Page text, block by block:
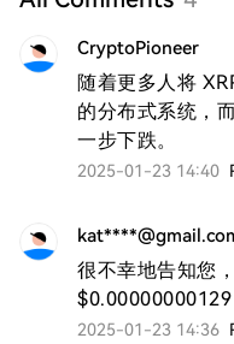
CryptoPioneer
随着更多人将
的分布式系统，
一步下跌。
2025-01-23 14:40
很不幸地告知您
$0.00000000129
2025-01-23 14:36